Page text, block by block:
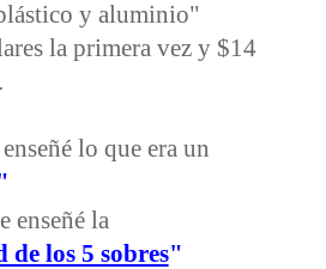
y aluminio"
la primera vez y $14
lo que era un
enseñé la
los 5 sobres"